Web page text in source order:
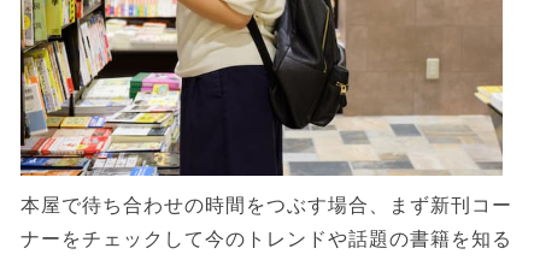
本屋で待ち合わせの時間をつぶす場合、まず新刊コー
ナーをチェックして今のトレンドや話題の書籍を知る